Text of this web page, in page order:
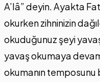
A’lâ” deyin. Ayakta
okurken zihninizin
okuduğunuz şeyi
yavaş okumaya
okumanın temposunu